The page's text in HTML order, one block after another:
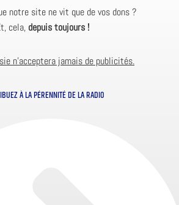
notre site ne vit que de vos dons ?
cela, depuis toujours !
n’acceptera jamais de publicités.
À LA PÉRENNITÉ DE LA RADIO